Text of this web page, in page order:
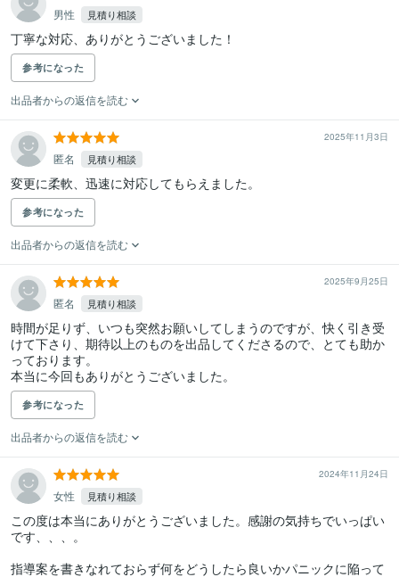
男性 見積り相談
丁寧な対応、ありがとうございました！
参考になった
出品者からの返信を読む
2025年11月3日
匿名 見積り相談
変更に柔軟、迅速に対応してもらえました。
参考になった
出品者からの返信を読む
2025年9月25日
匿名 見積り相談
時間が足りず、いつも突然お願いしてしまうのですが、快く引き受
けて下さり、期待以上のものを出品してくださるので、とても助か
っております。
本当に今回もありがとうございました。
参考になった
出品者からの返信を読む
2024年11月24日
女性 見積り相談
この度は本当にありがとうございました。感謝の気持ちでいっぱい
です、、、。
指導案を書きなれておらず何をどうしたら良いかパニックに陥って